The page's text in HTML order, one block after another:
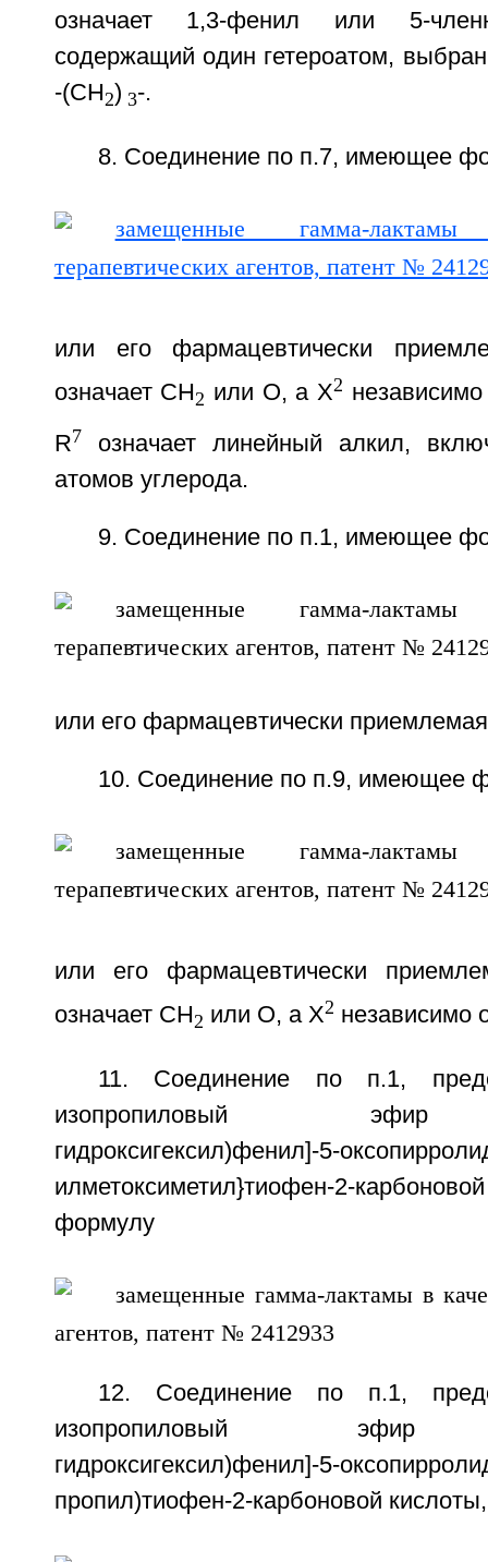
означает 1,3-фенил или 5-
содержащий один гетероатом,
-(СН2) 3-.
8. Соединение по п.7, имеющее
или его фармацевтически
означает СН2 или О, а Х2
R7 означает линейный алкил,
атомов углерода.
9. Соединение по п.1, имеющее
или его фармацевтически
10. Соединение по п.9, имеющее
или его фармацевтически
означает СН2 или О, а X2 независимо
11. Соединение по п.1,
изопропиловый эфир
гидроксигексил)фенил]-5-
илметоксиметил}тиофен-2-
формулу
12. Соединение по п.1,
изопропиловый эфир 5-
гидроксигексил)фенил]-5-
пропил)тиофен-2-карбоновой